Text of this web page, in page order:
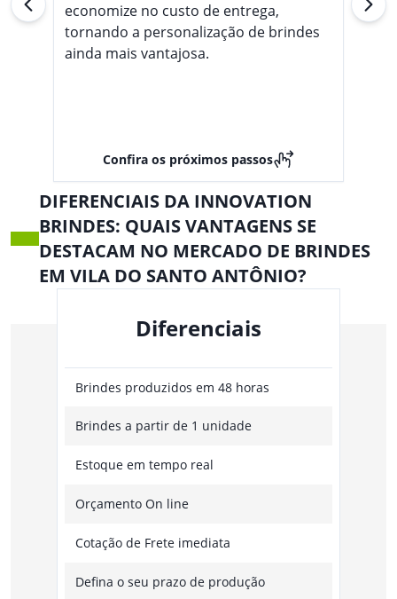
economize no custo de entrega,
tornando a personalização de brindes
ainda mais vantajosa.
Confira os próximos passos
DIFERENCIAIS DA INNOVATION
BRINDES: QUAIS VANTAGENS SE
DESTACAM NO MERCADO DE BRINDES
EM VILA DO SANTO ANTÔNIO?
Diferenciais
Brindes produzidos em 48 horas
Brindes a partir de 1 unidade
Estoque em tempo real
Orçamento On line
Cotação de Frete imediata
Defina o seu prazo de produção